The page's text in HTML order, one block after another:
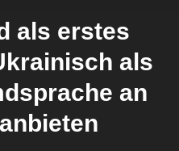
als erstes
als
an
sich hier: